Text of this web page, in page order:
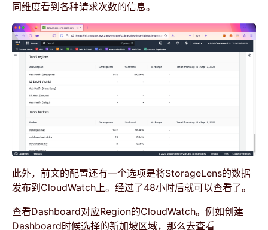
同维度看到各种请求次数的信息。
此外，前文的配置还有一个选项是将StorageLens的数据
发布到CloudWatch上。经过了48小时后就可以查看了。
查看Dashboard对应Region的CloudWatch。例如创建
Dashboard时候选择的新加坡区域，那么去查看